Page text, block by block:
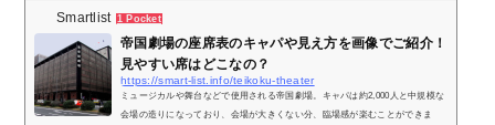
Smartlist 1 Pocket
帝国劇場の座席表のキャパや見え方を画像でご紹介！
見やすい席はどこなの？
https://smart-list.info/teikoku-theater
ミュージカルや舞台などで使用される帝国劇場。キャパは約2,000人と中規模な
会場の造りになっており、会場が大きくない分、臨場感が楽むことができま